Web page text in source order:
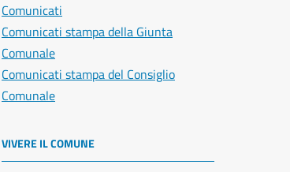
Comunicati
Comunicati stampa della Giunta
Comunale
Comunicati stampa del Consiglio
Comunale
VIVERE IL COMUNE